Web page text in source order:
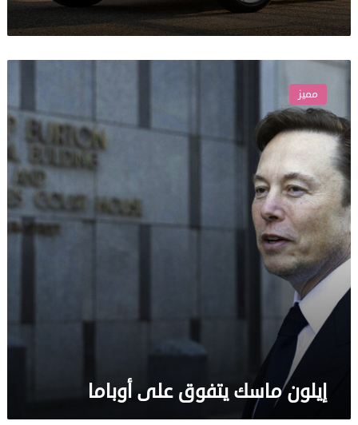
إيلون
ماسك
يتفوق
على
أوباما
مميز
إيلون ماسك يتفوق على أوباما